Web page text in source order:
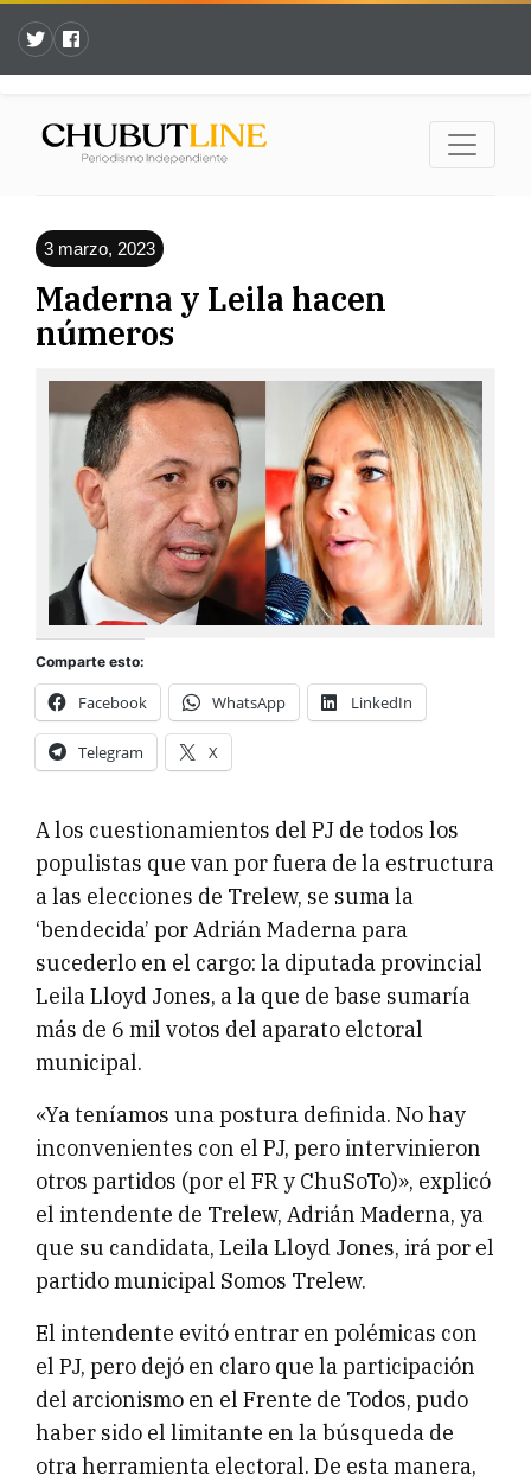
3 marzo, 2023
Maderna y Leila hacen
números
Comparte esto:
Facebook WhatsApp LinkedIn
Telegram X
A los cuestionamientos del PJ de todos los
populistas que van por fuera de la estructura
a las elecciones de Trelew, se suma la
‘bendecida’ por Adrián Maderna para
sucederlo en el cargo: la diputada provincial
Leila Lloyd Jones, a la que de base sumaría
más de 6 mil votos del aparato elctoral
municipal.
«Ya teníamos una postura definida. No hay
inconvenientes con el PJ, pero intervinieron
otros partidos (por el FR y ChuSoTo)», explicó
el intendente de Trelew, Adrián Maderna, ya
que su candidata, Leila Lloyd Jones, irá por el
partido municipal Somos Trelew.
El intendente evitó entrar en polémicas con
el PJ, pero dejó en claro que la participación
del arcionismo en el Frente de Todos, pudo
haber sido el limitante en la búsqueda de
otra herramienta electoral. De esta manera,